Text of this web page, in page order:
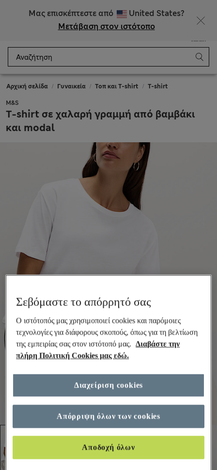
Μας επισκέπτεστε από
United States?
Μετάβαση στον ιστότοπο
Αρχική σελίδα Γυναικεία Τοπ και T-shirt Τ-shirt
M&S
T-shirt σε χαλαρή γραμμή από βαμβάκι
και modal
Σεβόμαστε το απόρρητό σας
Ο ιστότοπός μας χρησιμοποιεί cookies και παρόμοιες
τεχνολογίες για διάφορους σκοπούς, όπως για τη βελτίωση
της εμπειρίας σας στον ιστότοπό μας.
Διαβάστε την
πλήρη Πολιτική Cookies μας εδώ.
Απόρριψη όλων των cookies
Αποδοχή όλων
Διαχείριση cookies